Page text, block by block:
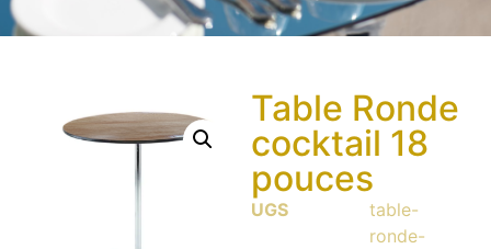
Table Ronde
cocktail 18
pouces
UGS
table-
ronde-